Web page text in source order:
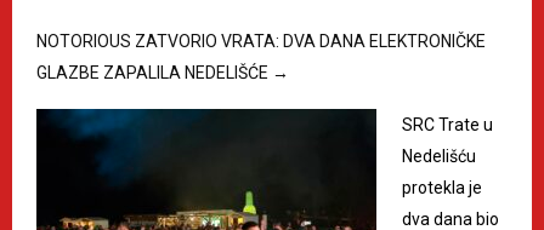
NOTORIOUS ZATVORIO VRATA: DVA DANA ELEKTRONIČKE
GLAZBE ZAPALILA NEDELIŠĆE →
SRC Trate u
Nedelišću
protekla je
dva dana bio